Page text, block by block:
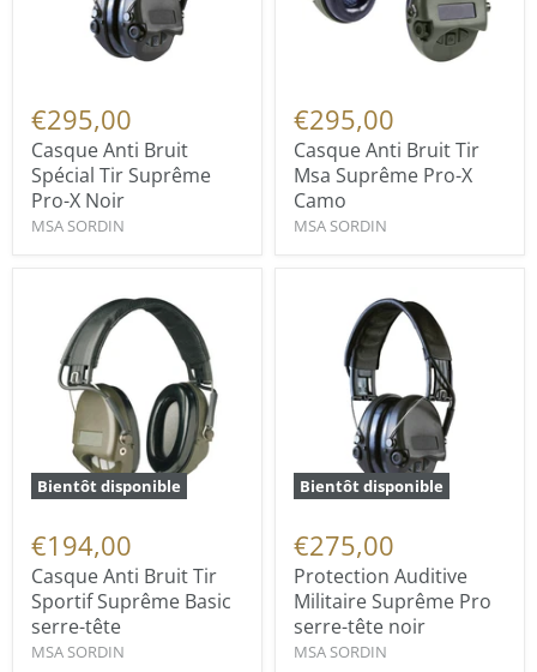
€295,00
Casque Anti Bruit
Spécial Tir Suprême
Pro-X Noir
MSA SORDIN
€295,00
Casque Anti Bruit Tir
Msa Suprême Pro-X
Camo
MSA SORDIN
Bientôt disponible
€194,00
Casque Anti Bruit Tir
Sportif Suprême Basic
serre-tête
MSA SORDIN
Bientôt disponible
€275,00
Protection Auditive
Militaire Suprême Pro
serre-tête noir
MSA SORDIN